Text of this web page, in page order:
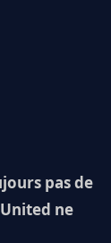
pas de
ne